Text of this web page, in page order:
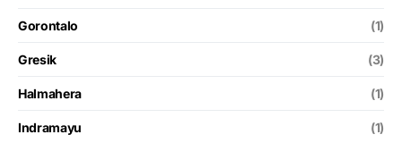
Gorontalo (1)
Gresik (3)
Halmahera (1)
Indramayu (1)